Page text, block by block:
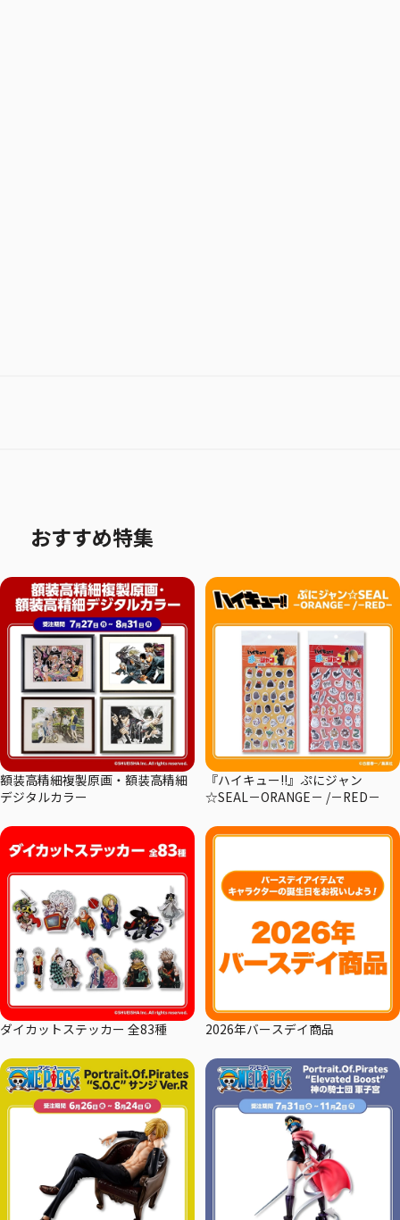
おすすめ特集
額装高精細複製原画・額装高精細
デジタルカラー
『ハイキュー!!』ぷにジャン
☆SEAL－ORANGE－ /－RED－
ダイカットステッカー 全83種 2026年バースデイ商品